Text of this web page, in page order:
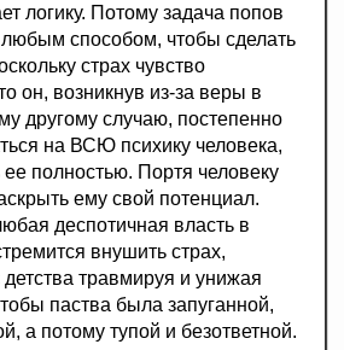
логику. Потому задача попов
любым способом, чтобы сделать
страх чувство
он, возникнув из-за веры в
другому случаю, постепенно
на ВСЮ психику человека,
полностью. Портя человеку
ему свой потенциал.
деспотичная власть в
внушить страх,
травмируя и унижая
паства была запуганной,
а потому тупой и безответной.